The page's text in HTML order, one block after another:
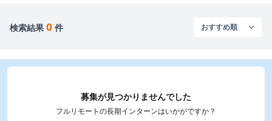
検索結果 0 件
募集が見つかりませんでした
フルリモートの長期インターンはいかがですか？